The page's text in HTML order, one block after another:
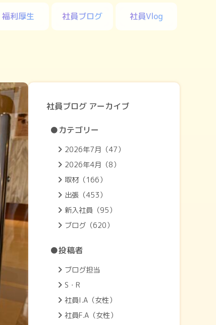
福利厚生 社員ブログ 社員Vlog
社員ブログ アーカイブ
●カテゴリー
2026年7月（47）
2026年4月（8）
取材（166）
出張（453）
新入社員（95）
ブログ（620）
●投稿者
ブログ担当
S・R
社員I.A（女性）
社員F.A（女性）